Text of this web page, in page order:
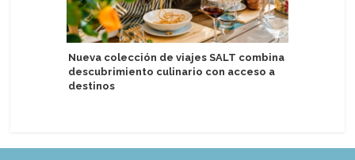
Nueva colección de viajes SALT combina
descubrimiento culinario con acceso a
destinos